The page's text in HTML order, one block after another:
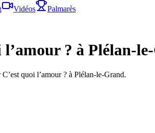
Vidéos
Palmarès
l’amour ? à Plélan-
quoi l’amour ? à Plélan-le-Grand.